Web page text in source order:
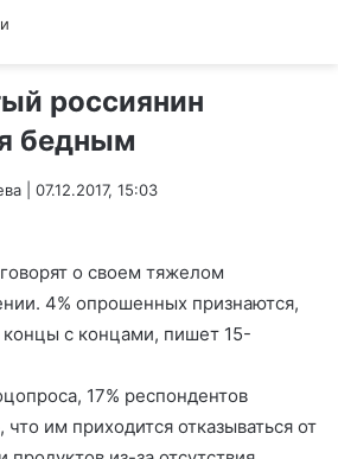
россиянин
бедным
| 07.12.2017, 15:03
о своем тяжелом
4% опрошенных признаются,
концы с концами, пишет 15-
17% респондентов
им приходится отказываться от